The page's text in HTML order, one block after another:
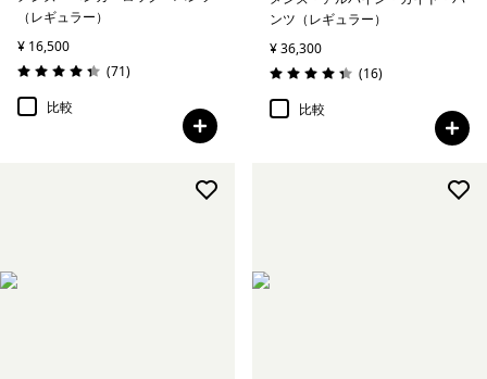
（レギュラー）
¥ 16,500
評価: 4.3 / 5
(71レビュー
)
比較
ンツ（レギュラー）
¥ 36,300
評価: 4.4 / 5
(16レビュー
)
比較